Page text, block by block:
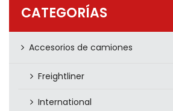
CONTÁCTENOS
CATEGORÍAS
Accesorios de camiones
Freightliner
International